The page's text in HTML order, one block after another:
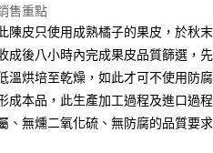
盈+PAY
運送方式
售重點
陳皮只使用成熟橘子的果皮，於秋
成後八小時內完成果皮品質篩選，
溫烘培至乾燥，如此才可不使用防
成本品，此生產加工過程及進口過
、無燻二氧化硫、無防腐的品質要求